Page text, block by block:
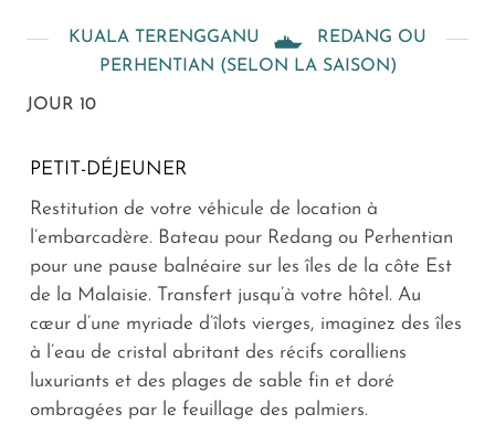
KUALA TERENGGANU
REDANG OU
PERHENTIAN (SELON LA SAISON)
JOUR 10
PETIT-DÉJEUNER
Restitution de votre véhicule de location à
l’embarcadère. Bateau pour Redang ou Perhentian
pour une pause balnéaire sur les îles de la côte Est
de la Malaisie. Transfert jusqu’à votre hôtel. Au
cœur d’une myriade d’îlots vierges, imaginez des îles
à l’eau de cristal abritant des récifs coralliens
luxuriants et des plages de sable fin et doré
ombragées par le feuillage des palmiers.